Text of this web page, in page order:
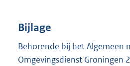
Bijlage
Behorende bij het Algemeen
Omgevingsdienst Groningen